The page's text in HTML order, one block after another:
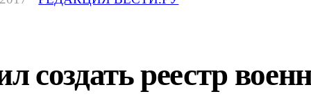
создать реестр